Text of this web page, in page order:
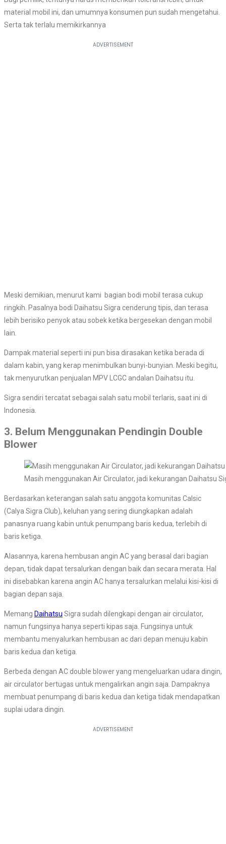
material mobil ini, dan umumnya konsumen pun sudah mengetahui.
Serta tak terlalu memikirkannya
Meski demikian, menurut kami bagian bodi mobil terasa cukup
ringkih. Pasalnya bodi Daihatsu Sigra cenderung tipis, dan terasa
lebih berisiko penyok atau sobek ketika bergesekan dengan mobil
lain.
Dampak material seperti ini pun bisa dirasakan ketika berada di
dalam kabin, yang kerap menimbulkan bunyi-bunyian. Meski begitu,
tak menyurutkan penjualan MPV LCGC andalan Daihatsu itu.
Sigra sendiri tercatat sebagai salah satu mobil terlaris, saat ini di
Indonesia.
3. Belum Menggunakan Pendingin Double
Blower
Masih menggunakan Air Circulator, jadi kekurangan Daihatsu
Berdasarkan keterangan salah satu anggota komunitas Calsic
(Calya Sigra Club), keluhan yang sering diungkapkan adalah
panasnya ruang kabin untuk penumpang baris kedua, terlebih di
baris ketiga.
Alasannya, karena hembusan angin AC yang berasal dari bagian
depan, tidak dapat tersalurkan dengan baik dan secara merata. Hal
ini disebabkan karena angin AC hanya tersalurkan melalui kisi-kisi di
bagian depan saja.
Memang Daihatsu Sigra sudah dilengkapi dengan air circulator,
namun fungsinya hanya seperti kipas saja. Fungsinya untuk
membantu menyalurkan hembusan ac dari depan menuju kabin
baris kedua dan ketiga.
Berbeda dengan AC double blower yang mengeluarkan udara dingin,
air circulator bertugas untuk mengalirkan angin saja. Dampaknya
membuat penumpang di baris kedua dan ketiga tidak mendapatkan
suplai udara dingin.